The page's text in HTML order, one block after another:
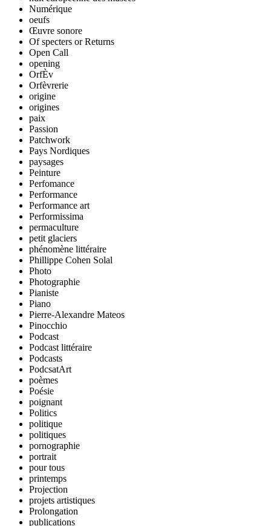
Numérique
oeufs
Œuvre sonore
Of specters or Returns
Open Call
opening
OrfÈv
Orfèvrerie
origine
origines
paix
Passion
Patchwork
Pays Nordiques
paysages
Peinture
Perfomance
Performance
Performance art
Performissima
permaculture
petit glaciers
phénomène littéraire
Phillippe Cohen Solal
Photo
Photographie
Pianiste
Piano
Pierre-Alexandre Mateos
Pinocchio
Podcast
Podcast littéraire
Podcasts
PodcsatArt
poèmes
Poésie
poignant
Politics
politique
politiques
pornographie
portrait
pour tous
printemps
Projection
projets artistiques
Prolongation
publications